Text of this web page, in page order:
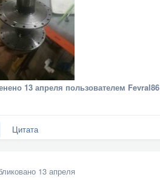
13 апреля пользователем Fevral86
Цитата
13 апреля